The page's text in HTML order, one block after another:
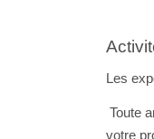
Les
Toute
votre